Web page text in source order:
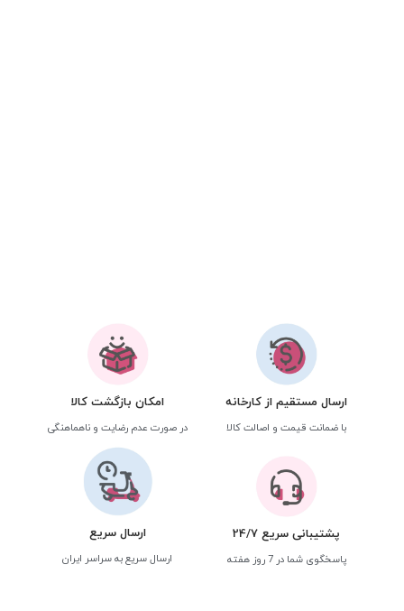
ارسال مستقیم از کارخانه
با ضمانت قیمت و اصالت کالا
امکان بازگشت کالا
در صورت عدم رضایت و ناهماهنگی
پشتیبانی سریع 24/7
پاسخگوی شما در 7 روز هفته
ارسال سریع
ارسال سریع به سراسر ایران